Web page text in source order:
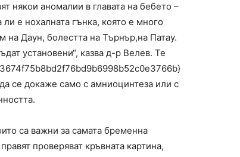
някои аномалии в главата на бебето –
е нохалната гънка, която е много
на Даун, болестта на Търнър,на Патау.
установени“, казва д-р Велев. Те
се докаже само с амниоцинтеза или с
са важни за самата бременна
проверяват кръвната картина,